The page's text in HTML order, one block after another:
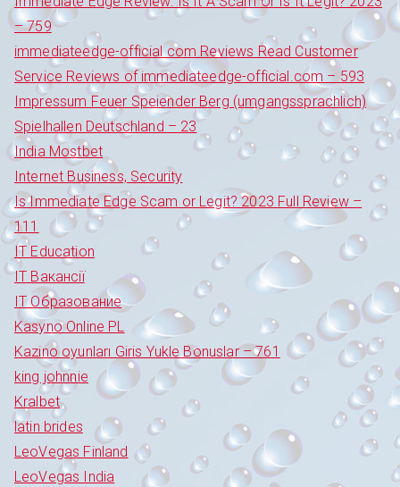
– 759
immediateedge-official com Reviews Read Customer
Service Reviews of immediateedge-official.com – 593
Impressum Feuer Speiender Berg (umgangssprachlich)
Spielhallen Deutschland – 23
India Mostbet
Internet Business, Security
Is Immediate Edge Scam or Legit? 2023 Full Review –
111
IT Education
IT Вакансії
IT Образование
Kasyno Online PL
Kazino oyunları Giris Yukle Bonuslar – 761
king johnnie
Kralbet
latin brides
LeoVegas Finland
LeoVegas India